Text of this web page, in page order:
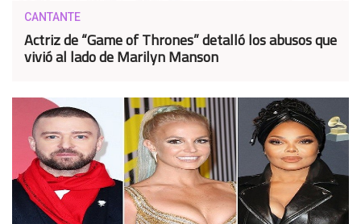
CANTANTE
Actriz de “Game of Thrones” detalló los abusos que
vivió al lado de Marilyn Manson